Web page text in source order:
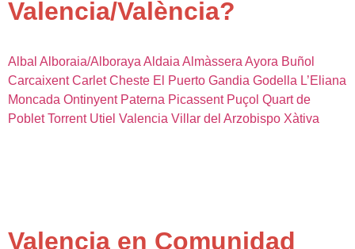
Valencia/València?
Albal Alboraia/Alboraya Aldaia Almàssera Ayora Buñol
Carcaixent Carlet Cheste El Puerto Gandia Godella L’Eliana
Moncada Ontinyent Paterna Picassent Puçol Quart de
Poblet Torrent Utiel Valencia Villar del Arzobispo Xàtiva
Valencia en Comunidad